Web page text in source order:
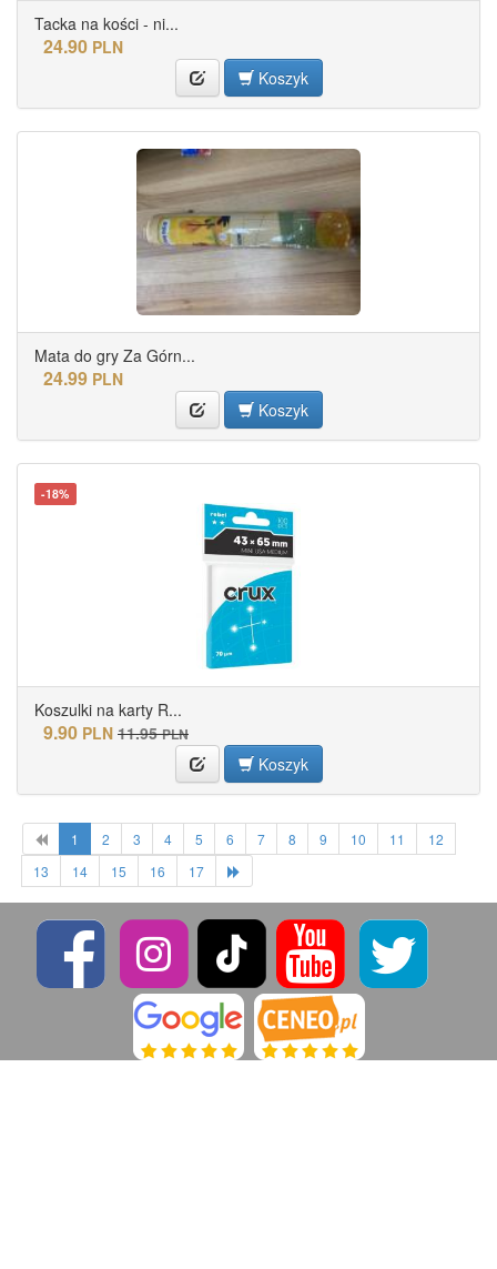
Tacka na kości - ni...
24.90 PLN
Koszyk
Mata do gry Za Górn...
24.99 PLN
Koszyk
-18%
Koszulki na karty R...
9.90 PLN 11.95 PLN
Koszyk
1 2 3 4 5 6 7 8 9 10 11
12
13
14 15 16 17